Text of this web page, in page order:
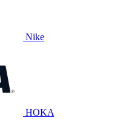
Nike
HOKA